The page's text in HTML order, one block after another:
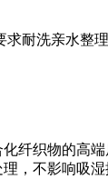
求耐洗亲水整
纤织物的高端
，不影响吸湿